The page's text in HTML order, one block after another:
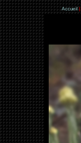
Accueil |